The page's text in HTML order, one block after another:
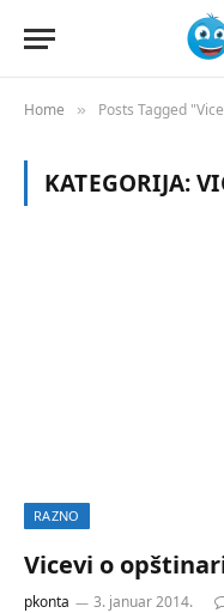
Home » Posts Tagged
KATEGORIJA:
RAZNO
Vicevi o
pkonta 3. januar 2014.